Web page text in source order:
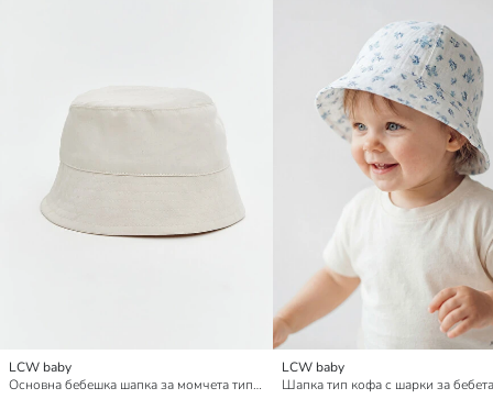
LCW baby
Основна бебешка шапка за момчета тип кофа
LCW baby